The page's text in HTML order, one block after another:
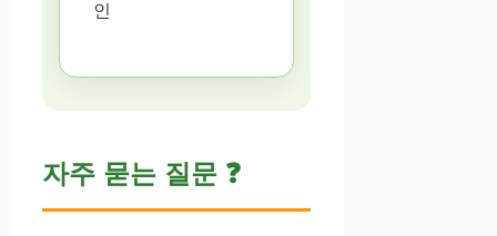
인
자주 묻는 질문 ❓